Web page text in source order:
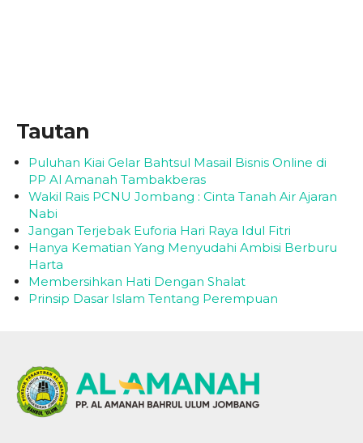
Tautan
Puluhan Kiai Gelar Bahtsul Masail Bisnis Online di
PP Al Amanah Tambakberas
Wakil Rais PCNU Jombang : Cinta Tanah Air Ajaran
Nabi
Jangan Terjebak Euforia Hari Raya Idul Fitri
Hanya Kematian Yang Menyudahi Ambisi Berburu
Harta
Membersihkan Hati Dengan Shalat
Prinsip Dasar Islam Tentang Perempuan